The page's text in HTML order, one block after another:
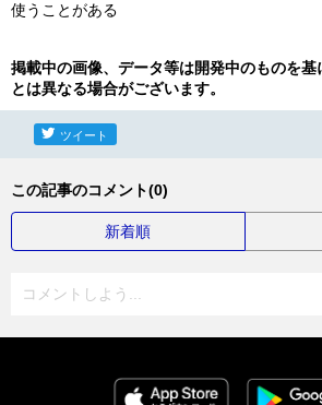
使うことがある
掲載中の画像、データ等は開発中のものを
とは異なる場合がございます。
ツイート
この記事のコメント(0)
新着順
コメントしよう...